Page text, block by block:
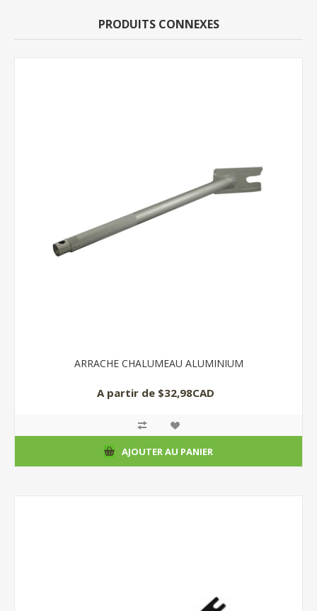
PRODUITS CONNEXES
ARRACHE CHALUMEAU ALUMINIUM
A partir de $32,98CAD
AJOUTER AU PANIER